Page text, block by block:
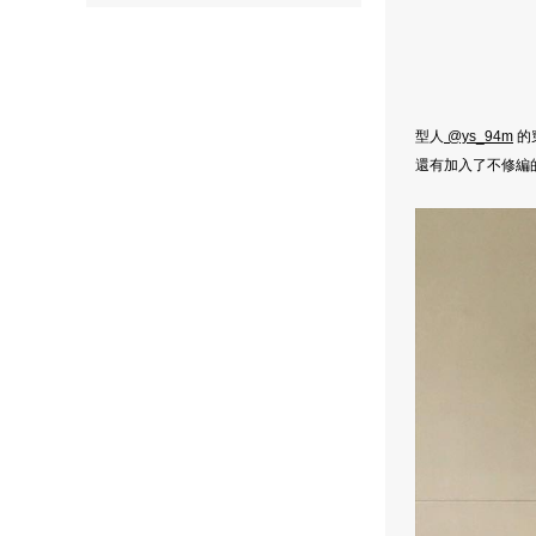
型人 @ys_94m 的
還有加入了不修編